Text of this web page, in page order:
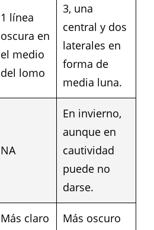
1 línea
oscura en
el medio
del lomo
3, una
central y dos
laterales en
forma de
media luna.
NA
En invierno,
aunque en
cautividad
puede no
darse.
Más claro Más oscuro